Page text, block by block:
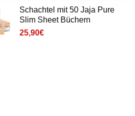
Schachtel mit 50 Jaja Pure
Slim Sheet Büchern
25,90€